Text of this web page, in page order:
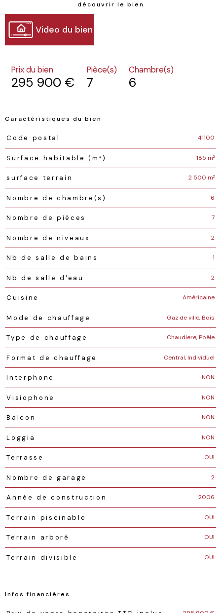
découvrir le bien
Video du bien
Prix du bien
295 900 €
Pièce(s)
7
Chambre(s)
6
Caractéristiques du bien
Caractéristiques
Code postal 41100
Surface habitable (m²) 185 m²
surface terrain 2 500 m²
Nombre de chambre(s) 6
Nombre de pièces 7
Nombre de niveaux 2
Nb de salle de bains 1
Nb de salle d'eau 2
Cuisine Américaine
Mode de chauffage Gaz de ville, Bois
Type de chauffage Chaudiere, Poêle
Format de chauffage Central, Individuel
Interphone NON
Visiophone NON
Balcon NON
Loggia NON
Terrasse OUI
Nombre de garage 2
Année de construction 2006
Terrain piscinable OUI
Terrain arboré OUI
Terrain divisible OUI
Infos financières